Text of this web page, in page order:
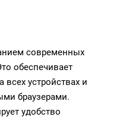
современных
обеспечивает
всех устройствах и
браузерами.
удобство